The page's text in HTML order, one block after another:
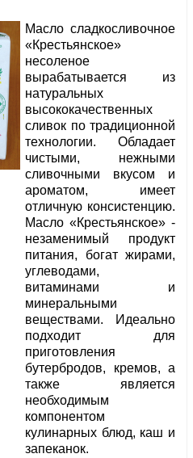
Масло сладкосливочное
«Крестьянское»
несоленое
вырабатывается из
натуральных
высококачественных
сливок по традиционной
технологии. Обладает
чистыми, нежными
сливочными вкусом и
ароматом, имеет
отличную консистенцию.
Масло «Крестьянское» -
незаменимый продукт
питания, богат жирами,
углеводами,
витаминами и
минеральными
веществами. Идеально
подходит для
приготовления
бутербродов, кремов, а
также является
необходимым
компонентом
кулинарных блюд, каш и
запеканок.